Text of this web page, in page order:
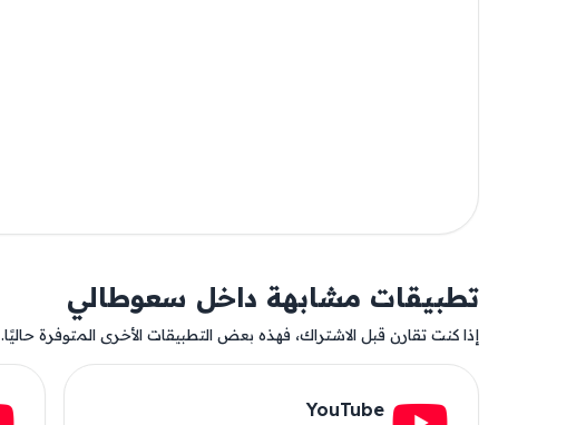
تطبيقات مشابهة داخل سعوطالي
إذا كنت تقارن قبل الاشتراك، فهذه بعض التطبيقات الأخرى المتوفرة حاليًا.
YouTube